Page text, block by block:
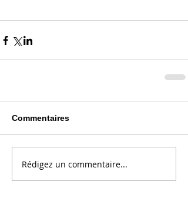
Commentaires
Rédigez un commentaire...